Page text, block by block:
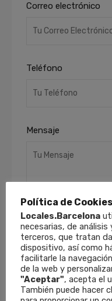
Correo electrónico
Teléfono
Mensaje
He leído y
Finalidades:
remitirle
productos y
electrónicos.
Política de Cookies
Locales.Barcelona
necesarias, de análisis
terceros, que tratan
dispositivo, así como
facilitarle la
de la web y
"Aceptar", acepta el
También puede hacer